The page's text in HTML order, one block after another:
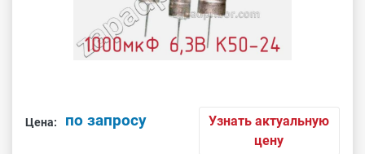
Цена: по запросу
Узнать актуальную
цену